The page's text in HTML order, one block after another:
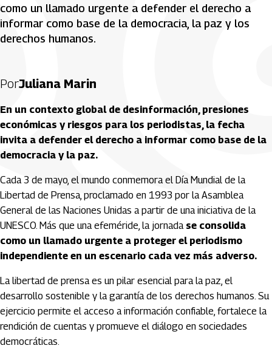
como un llamado urgente a defender el derecho a
informar como base de la democracia, la paz y los
derechos humanos.
PorJuliana Marin
En un contexto global de desinformación, presiones
económicas y riesgos para los periodistas, la fecha
invita a defender el derecho a informar como base de la
democracia y la paz.
Cada 3 de mayo, el mundo conmemora el Día Mundial de la
Libertad de Prensa, proclamado en 1993 por la Asamblea
General de las Naciones Unidas a partir de una iniciativa de la
UNESCO. Más que una efeméride, la jornada se consolida
como un llamado urgente a proteger el periodismo
independiente en un escenario cada vez más adverso.
La libertad de prensa es un pilar esencial para la paz, el
desarrollo sostenible y la garantía de los derechos humanos. Su
ejercicio permite el acceso a información confiable, fortalece la
rendición de cuentas y promueve el diálogo en sociedades
democráticas.